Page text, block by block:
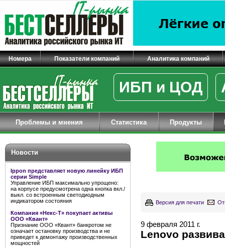
Номера Показатели компаний Аналитика компаний
ИБП и ЦОД
Проблемы и мнения Статистика Продукты
Новости
Ippon представляет новую линейку ИБП
серии Simple
Управление ИБП максимально упрощено:
на корпусе предусмотрена одна кнопка вкл./
выкл. со встроенным светодиодным
индикатором состояния
Компания «Некс-Т» покупает активы
ООО «Квант»
Признание ООО «Квант» банкротом не
означает остановку производства и не
приведет к демонтажу производственных
мощностей
Версия для печати
9 февраля 2011 г.
Lenovo